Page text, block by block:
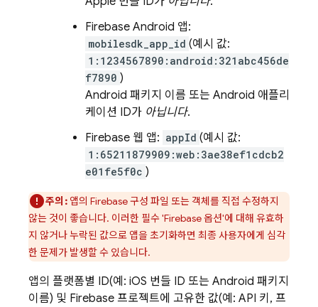
Firebase Android 앱:
mobilesdk_app_id (예시 값:
1:1234567890:android:321abc456de
f7890 )
Android 패키지 이름 또는 Android 애플리
케이션 ID가 아닙니다.
Firebase 웹 앱: appId (예시 값:
1:65211879909:web:3ae38ef1cdcb2
e01fe5f0c )
주의:앱의 Firebase 구성 파일 또는 객체를 직접 수정하지
않는 것이 좋습니다. 이러한 필수 'Firebase 옵션'에 대해 유효하
지 않거나 누락된 값으로 앱을 초기화하면 최종 사용자에게 심각
한 문제가 발생할 수 있습니다.
앱의 플랫폼별 ID(예: iOS 번들 ID 또는 Android 패키지
이름) 및 Firebase 프로젝트에 고유한 값(예: API 키, 프